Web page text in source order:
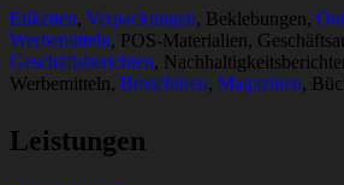
Etiketten, Verpackungen, Beklebungen,
Werbemitteln, POS-Materialien,
Geschäftsberichten,
Werbemitteln, Broschüren, Magazinen,
Leistungen